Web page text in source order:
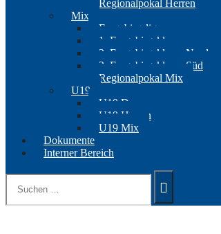
Regionalpokal Herren
Mix
Erzgebirgsliga
1. Erzgebirgsklasse
2. Erzgebirgsklasse Nord
2. Erzgebirgsklasse Süd
Regionalpokal Mix
U19
U19 Damen
U19 Herren
U19 Mix
Dokumente
Interner Bereich
Suchen
nach: